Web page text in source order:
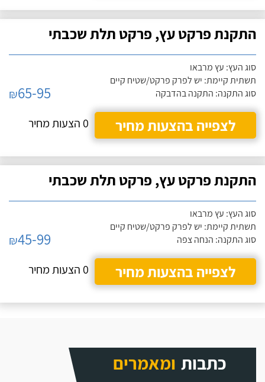
התקנת פרקט עץ, פרקט תלת שכבתי
סוג העץ: עץ מרבאו
תשתית קיימת: יש לפרק פרקט/שטיח קיים
סוג התקנה: התקנה בהדבקה
₪65-95
לצפייה בהצעות מחיר
0 הצעות מחיר
התקנת פרקט עץ, פרקט תלת שכבתי
סוג העץ: עץ מרבאו
תשתית קיימת: יש לפרק פרקט/שטיח קיים
סוג התקנה: הנחה צפה
₪45-99
לצפייה בהצעות מחיר
0 הצעות מחיר
כתבות ומאמרים